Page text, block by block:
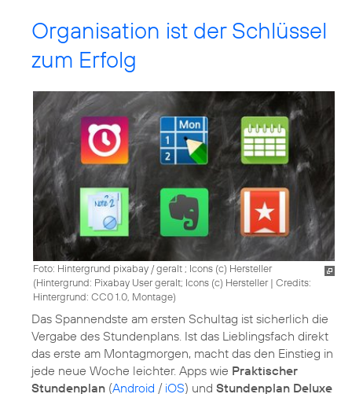
Organisation ist der Schlüssel
zum Erfolg
Foto: Hintergrund pixabay / geralt ; Icons (c) Hersteller
(Hintergrund: Pixabay User geralt; Icons (c) Hersteller| Credits:
Hintergrund: CC0 1.0, Montage)
Das Spannendste am ersten Schultag ist sicherlich die
Vergabe des Stundenplans. Ist das Lieblingsfach direkt
das erste am Montagmorgen, macht das den Einstieg in
jede neue Woche leichter. Apps wie Praktischer
Stundenplan (Android / iOS) und Stundenplan Deluxe